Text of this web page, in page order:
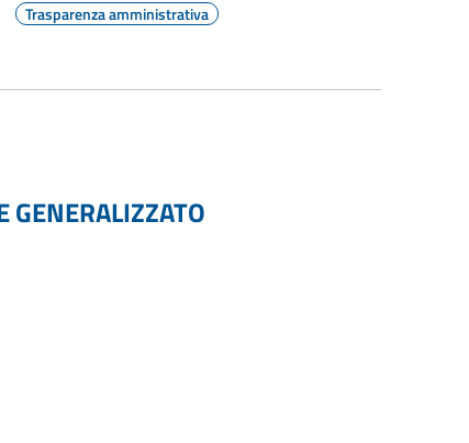
Trasparenza amministrativa
GENERALIZZATO